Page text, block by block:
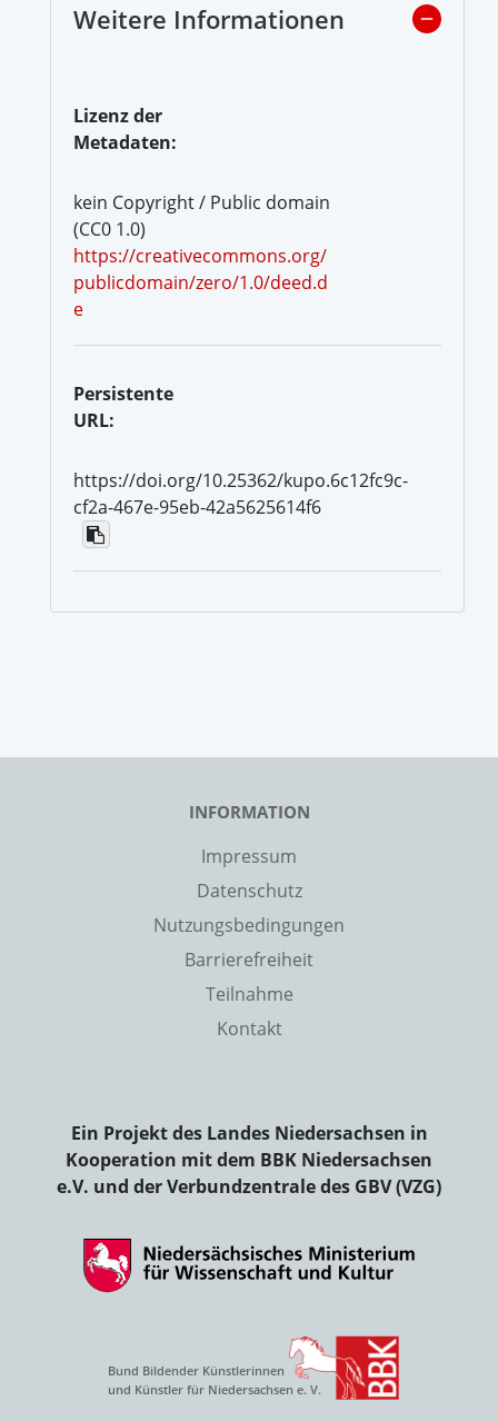
Weitere Informationen
Lizenz der
Metadaten:
kein Copyright / Public domain
(CC0 1.0)
https://creativecommons.org/
publicdomain/zero/1.0/deed.d
e
Persistente
URL:
https://doi.org/10.25362/kupo.6c12fc9c-
cf2a-467e-95eb-42a5625614f6
INFORMATION
Impressum
Datenschutz
Nutzungsbedingungen
Barrierefreiheit
Teilnahme
Kontakt
Ein Projekt des Landes Niedersachsen in
Kooperation mit dem BBK Niedersachsen
e.V. und der Verbundzentrale des GBV (VZG)
Bund Bildender Künstlerinnen
und Künstler für Niedersachsen e. V.